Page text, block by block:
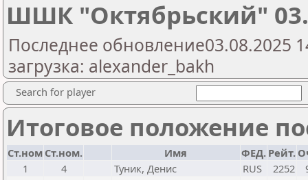
ШШК "Октябрьский"
Последнее обновление03.08.2025
загрузка: alexander_bakh
Search for player
Итоговое положение
Ст.ном Ст.ном. Имя ФЕД. Рейт.
1
4 Туник, Денис RUS 2252